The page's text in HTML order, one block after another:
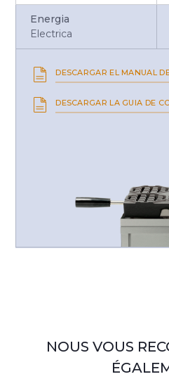
Energia
Electrica
DESCARGAR EL MANUAL
DESCARGAR LA GUIA DE
NOUS VOUS